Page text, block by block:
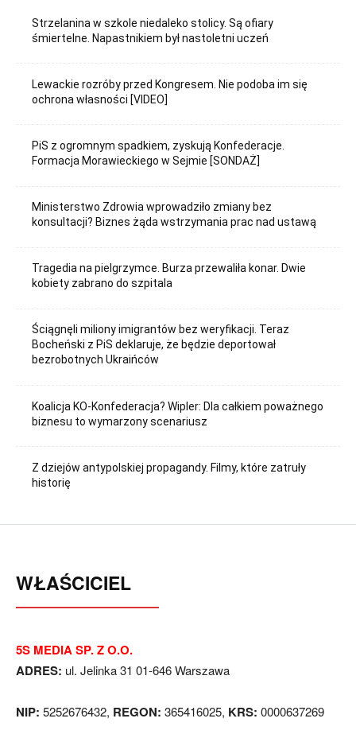
Strzelanina w szkole niedaleko stolicy. Są ofiary
śmiertelne. Napastnikiem był nastoletni uczeń
Lewackie rozróby przed Kongresem. Nie podoba im się
ochrona własności [VIDEO]
PiS z ogromnym spadkiem, zyskują Konfederacje.
Formacja Morawieckiego w Sejmie [SONDAŻ]
Ministerstwo Zdrowia wprowadziło zmiany bez
konsultacji? Biznes żąda wstrzymania prac nad ustawą
Tragedia na pielgrzymce. Burza przewaliła konar. Dwie
kobiety zabrano do szpitala
Ściągnęli miliony imigrantów bez weryfikacji. Teraz
Bocheński z PiS deklaruje, że będzie deportował
bezrobotnych Ukraińców
Koalicja KO-Konfederacja? Wipler: Dla całkiem poważnego
biznesu to wymarzony scenariusz
Z dziejów antypolskiej propagandy. Filmy, które zatruły
historię
WŁAŚCICIEL
5S MEDIA SP. Z O.O.
ADRES: ul. Jelinka 31 01-646 Warszawa
NIP: 5252676432, REGON: 365416025, KRS: 0000637269